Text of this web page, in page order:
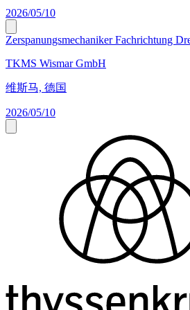
2026/05/10
Zerspanungsmechaniker Fachrichtung
TKMS Wismar GmbH
维斯马, 德国
2026/05/10